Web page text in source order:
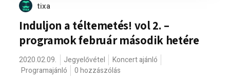
tixa
Induljon a téltemetés! vol 2. –
programok február második hetére
2020.02.09. Jegyelővétel
Koncert ajánló
Programajánló
0 hozzászólás